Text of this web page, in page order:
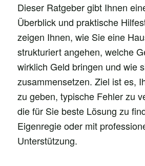
Dieser Ratgeber gibt Ihnen
Überblick und praktische
zeigen Ihnen, wie Sie eine
strukturiert angehen, welche
wirklich Geld bringen und wie
zusammensetzen. Ziel ist es,
zu geben, typische Fehler zu
die für Sie beste Lösung zu
Eigenregie oder mit
Unterstützung.